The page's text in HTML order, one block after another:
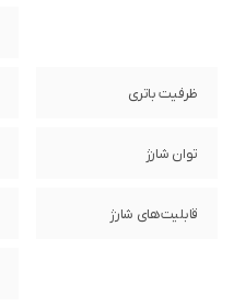
ظرفیت باتری
توان شارژ
قابلیت‌های شارژ